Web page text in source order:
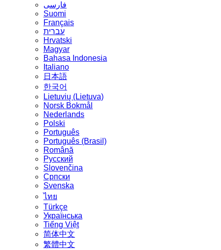
فارسی
Suomi
Français
עברית
Hrvatski
Magyar
Bahasa Indonesia
Italiano
日本語
한국어
Lietuvių (Lietuva)
‪Norsk Bokmål‬
Nederlands
Polski
Português
Português (Brasil)
Română
Русский
Slovenčina
Српски
Svenska
ไทย
Türkçe
Українська
Tiếng Việt
简体中文
繁體中文